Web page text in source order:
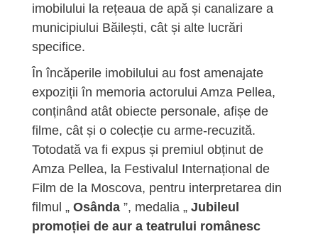
imobilului la rețeaua de apă și canalizare a
municipiului Băilești, cât și alte lucrări
specifice.
În încăperile imobilului au fost amenajate
expoziții în memoria actorului Amza Pellea,
conținând atât obiecte personale, afișe de
filme, cât și o colecție cu arme-recuzită.
Totodată va fi expus și premiul obținut de
Amza Pellea, la Festivalul Internațional de
Film de la Moscova, pentru interpretarea din
filmul „ Osânda ”, medalia „ Jubileul
promoției de aur a teatrului românesc